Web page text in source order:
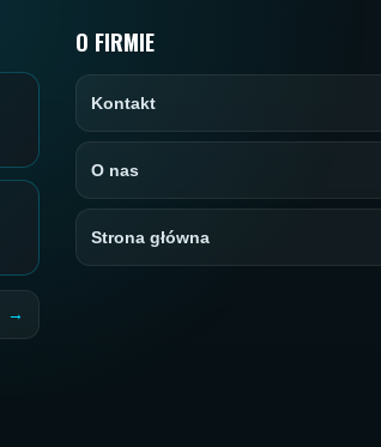
O FIRMIE
Kontakt
O nas
Strona główna